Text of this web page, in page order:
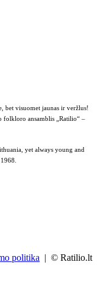
bet visuomet jaunas ir veržlus!
folkloro ansamblis „Ratilio“ –
yet always young and
politika | © Ratilio.lt